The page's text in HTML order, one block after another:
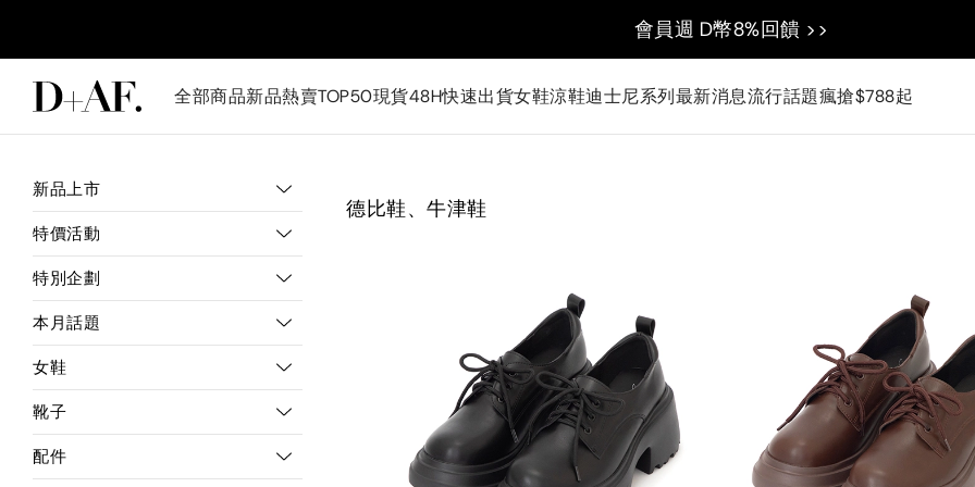
會員週 D幣8%回饋 >>
全部商品新品熱賣TOP50現貨48H快速出貨女鞋涼鞋迪士尼系列最新消息流行話題瘋搶$788起
新品上市
特價活動
特別企劃
本月話題
女鞋
靴子
配件
德比鞋、牛津鞋